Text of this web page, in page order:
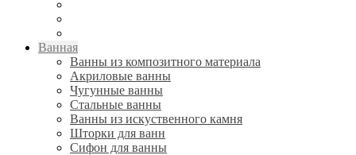
Ванная
Ванны из композитного материала
Акриловые ванны
Чугунные ванны
Стальные ванны
Ванны из искуственного камня
Шторки для ванн
Сифон для ванны